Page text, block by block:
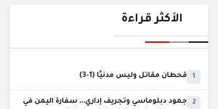
الأكثر قراءة
1 قحطان مقاتل وليس مدنيًا (1-3)
2
جمود دبلوماسي وتجريف إداري... سفارة اليمن في